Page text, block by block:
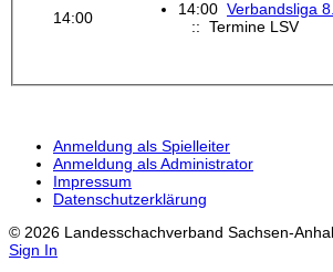
14:00 14:00 Verbandsliga
:: Termine LSV
Anmeldung als Spielleiter
Anmeldung als Administrator
Impressum
Datenschutzerklärung
© 2026 Landesschachverband Sachsen-
Sign In